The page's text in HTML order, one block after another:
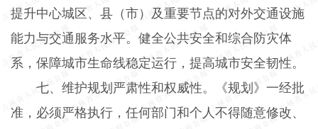
提升中心城区、县（市）及重要节点的对外交通设施
能力与交通服务水平。健全公共安全和综合防灾体
系，保障城市生命线稳定运行，提高城市安全韧性。
七、维护规划严肃性和权威性。《规划》一经批
准，必须严格执行，任何部门和个人不得随意修改、